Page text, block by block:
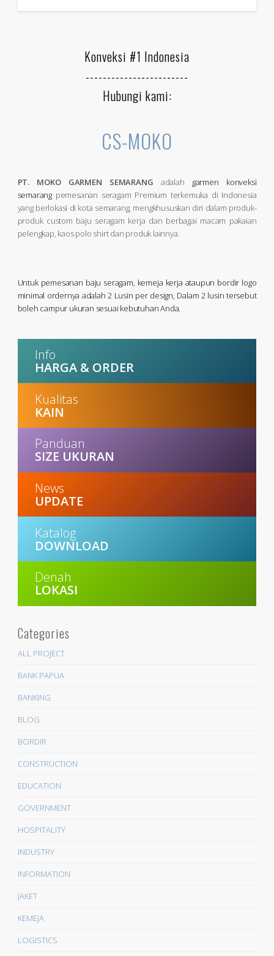
Konveksi #1 Indonesia
------------------------
Hubungi kami:
CS-MOKO
PT. MOKO GARMEN SEMARANG adalah garmen konveksi
semarangpemesanan seragam Premium terkemuka di Indonesia
yang berlokasi di kota semarang, mengkhususkan diri dalam produk-
produk custom baju seragam kerja dan berbagai macam pakaian
pelengkap, kaos polo shirt dan produk lainnya.
Untuk pemesanan baju seragam, kemeja kerja ataupun bordir logo
minimal ordernya adalah 2 Lusin per design, Dalam 2 lusin tersebut
boleh campur ukuran sesuai kebutuhan Anda.
Info
HARGA & ORDER
Kualitas
KAIN
Panduan
SIZE UKURAN
News
UPDATE
Katalog
DOWNLOAD
Denah
LOKASI
Categories
ALL PROJECT
BANK PAPUA
BANKING
BLOG
BORDIR
CONSTRUCTION
EDUCATION
GOVERNMENT
HOSPITALITY
INDUSTRY
INFORMATION
JAKET
KEMEJA
LOGISTICS